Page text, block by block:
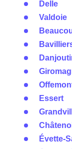
Delle
Valdoie
Essert
Évette-